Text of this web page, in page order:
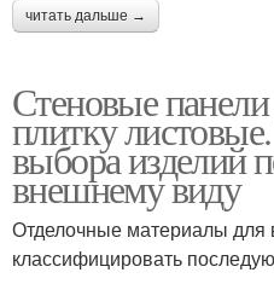
читать дальше →
Стеновые
плитку
выбора изделий
внешнему виду
Отделочные материалы
классифицировать